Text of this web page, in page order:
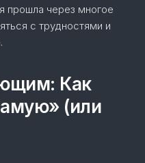
прошла через многое
с трудностями и
Как
(или